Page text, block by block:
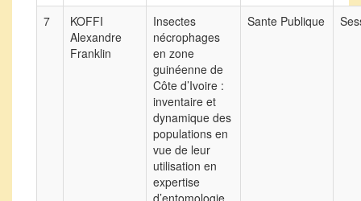
7
KOFFI
Alexandre
Franklin
Insectes
nécrophages
en zone
guinéenne de
Côte d’Ivoire :
inventaire et
dynamique des
populations en
vue de leur
utilisation en
expertise
d’entomologie
Sante Publique